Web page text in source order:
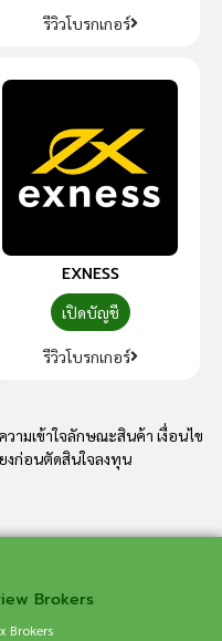
รีวิวโบรกเกอร์
EXNESS
เปิดบัญชี
รีวิวโบรกเกอร์
ามเข้าใจลักษณะสินค้า เงื่อนไข
งก่อนตัดสินใจลงทุน
Brokers
Brokers